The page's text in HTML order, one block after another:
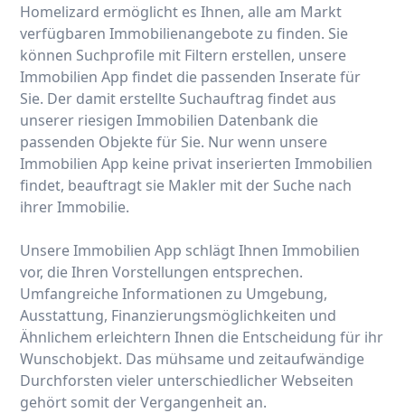
Homelizard ermöglicht es Ihnen, alle am Markt
verfügbaren Immobilienangebote zu finden. Sie
können Suchprofile mit Filtern erstellen, unsere
Immobilien App findet die passenden Inserate für
Sie. Der damit erstellte Suchauftrag findet aus
unserer riesigen Immobilien Datenbank die
passenden Objekte für Sie. Nur wenn unsere
Immobilien App keine privat inserierten Immobilien
findet, beauftragt sie Makler mit der Suche nach
ihrer Immobilie.
Unsere Immobilien App schlägt Ihnen Immobilien
vor, die Ihren Vorstellungen entsprechen.
Umfangreiche Informationen zu Umgebung,
Ausstattung, Finanzierungsmöglichkeiten und
Ähnlichem erleichtern Ihnen die Entscheidung für ihr
Wunschobjekt. Das mühsame und zeitaufwändige
Durchforsten vieler unterschiedlicher Webseiten
gehört somit der Vergangenheit an.